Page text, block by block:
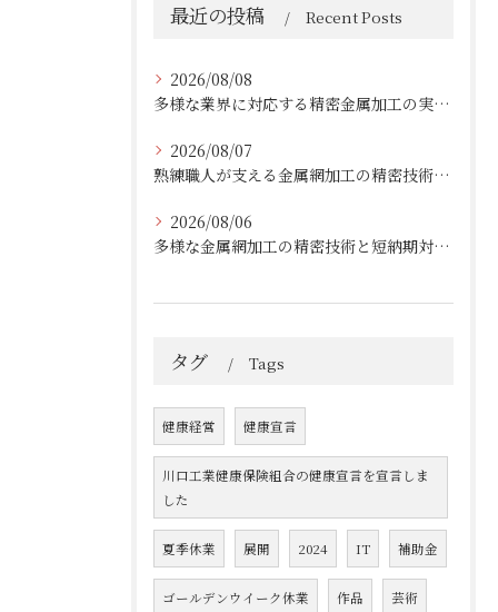
最近の投稿 Recent Posts
2026/08/08
多様な業界に対応する精密金属加工の実績と技術
2026/08/07
熟練職人が支える金属網加工の精密技術と柔軟対応
2026/08/06
多様な金属網加工の精密技術と短納期対応の実例
タグ Tags
健康経営 健康宣言
川口工業健康保険組合の健康宣言を宣言しま
した
夏季休業 展開 2024 IT 補助金
ゴールデンウイーク休業 作品 芸術